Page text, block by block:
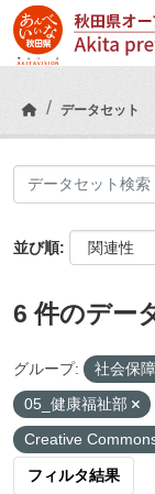
Skip to main content
データセット
並び順
6 件のデー
グループ: 社会保
05_健康福祉部
Creative
フィルタ結果